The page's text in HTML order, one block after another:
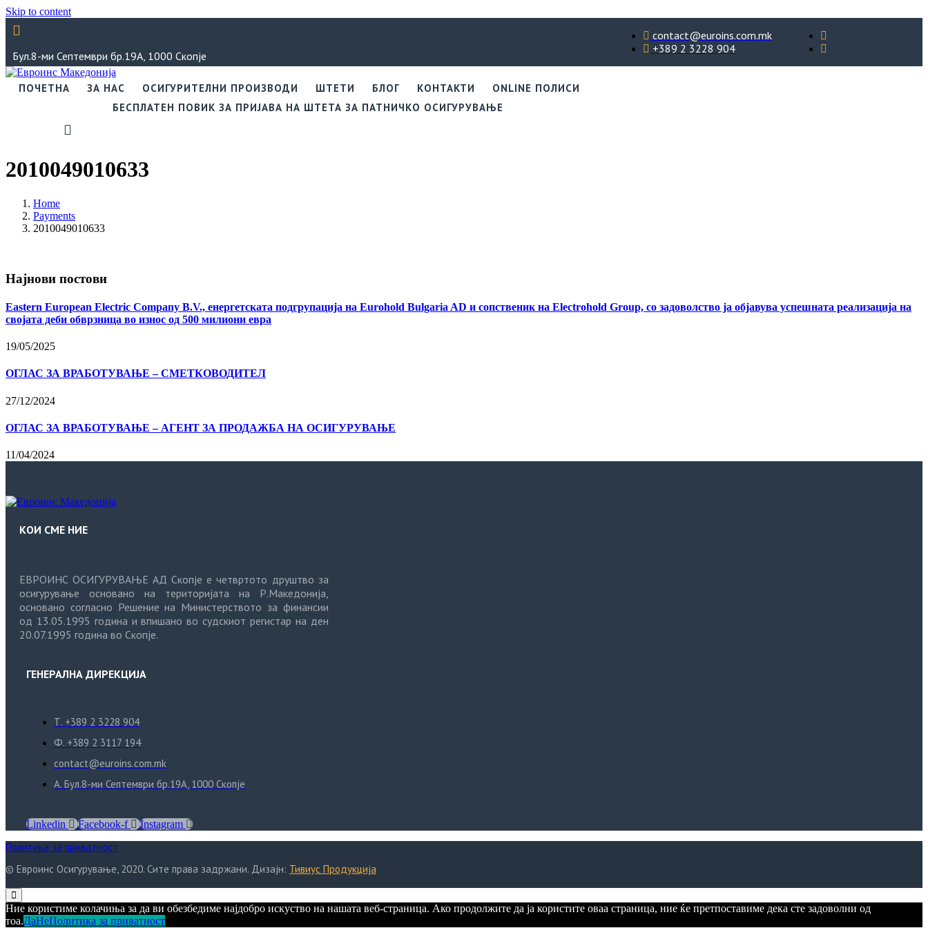
Skip to content
Бул.8-ми Септември бр.19А, 1000 Скопје
contact@euroins.com.mk
+389 2 3228 904
ПОЧЕТНА ЗА НАС ОСИГУРИТЕЛНИ ПРОИЗВОДИ ШТЕТИ БЛОГ КОНТАКТИ
ONLINE ПОЛИСИ
БЕСПЛАТЕН ПОВИК ЗА ПРИЈАВА НА ШТЕТА ЗА ПАТНИЧКО ОСИГУРУВАЊЕ
2010049010633
Home
Payments
2010049010633
Најнови постови
Eastern European Electric Company B.V., енергетската подгрупација на Eurohold Bulgaria AD и сопственик на Electrohold Group, со задоволство ја објавува успешната реализација на
својата деби обврзница во износ од 500 милиони евра
19/05/2025
ОГЛАС ЗА ВРАБОТУВАЊЕ – СМЕТКОВОДИТЕЛ
27/12/2024
ОГЛАС ЗА ВРАБОТУВАЊЕ – АГЕНТ ЗА ПРОДАЖБА НА ОСИГУРУВАЊЕ
11/04/2024
КОИ СМЕ НИЕ
ЕВРОИНС ОСИГУРУВАЊЕ АД Скопје е четвртото друштво за
осигурување основано на територијата на Р.Македонија,
основано согласно Решение на Министерството за финансии
од 13.05.1995 година и впишано во судскиот регистар на ден
20.07.1995 година во Скопје.
ГЕНЕРАЛНА ДИРЕКЦИЈА
Т. +389 2 3228 904
Ф. +389 2 3117 194
contact@euroins.com.mk
А. Бул.8-ми Септември бр.19А, 1000 Скопје
Linkedin Facebook-f Instagram
Политика за приватност
© Евроинс Осигурување, 2020. Сите права задржани. Дизајн: Тивиус Продукција
Ние користиме колачиња за да ви обезбедиме најдобро искуство на нашата веб-страница. Ако продолжите да ја користите оваа страница, ние ќе претпоставиме дека сте задоволни од
тоа.ДаНеПолитика за приватност